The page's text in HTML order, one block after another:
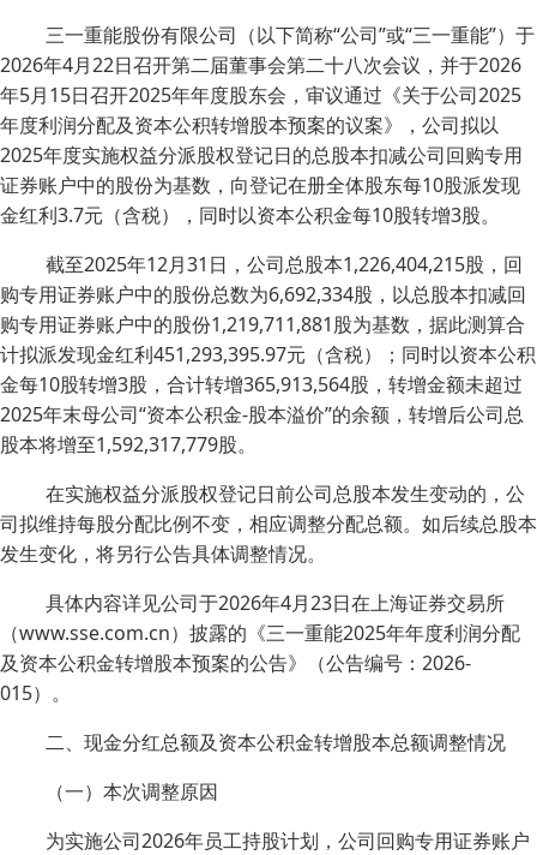
三一重能股份有限公司（以下简称“公司”或“三一重能”）于
2026年4月22日召开第二届董事会第二十八次会议，并于2026
年5月15日召开2025年年度股东会，审议通过《关于公司2025
年度利润分配及资本公积转增股本预案的议案》，公司拟以
2025年度实施权益分派股权登记日的总股本扣减公司回购专用
证券账户中的股份为基数，向登记在册全体股东每10股派发现
金红利3.7元（含税），同时以资本公积金每10股转增3股。
截至2025年12月31日，公司总股本1,226,404,215股，回
购专用证券账户中的股份总数为6,692,334股，以总股本扣减回
购专用证券账户中的股份1,219,711,881股为基数，据此测算合
计拟派发现金红利451,293,395.97元（含税）；同时以资本公积
金每10股转增3股，合计转增365,913,564股，转增金额未超过
2025年末母公司“资本公积金-股本溢价”的余额，转增后公司总
股本将增至1,592,317,779股。
在实施权益分派股权登记日前公司总股本发生变动的，公
司拟维持每股分配比例不变，相应调整分配总额。如后续总股本
发生变化，将另行公告具体调整情况。
具体内容详见公司于2026年4月23日在上海证券交易所
（www.sse.com.cn）披露的《三一重能2025年年度利润分配
及资本公积金转增股本预案的公告》（公告编号：2026-
015）。
二、现金分红总额及资本公积金转增股本总额调整情况
（一）本次调整原因
为实施公司2026年员工持股计划，公司回购专用证券账户